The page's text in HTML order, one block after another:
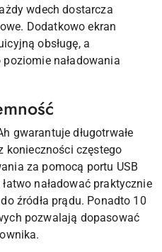
wdech dostarcza
Dodatkowo ekran
obsługę, a
naładowania
gwarantuje długotrwałe
konieczności częstego
za pomocą portu USB
naładować praktycznie
źródła prądu. Ponadto 10
pozwalają dopasować